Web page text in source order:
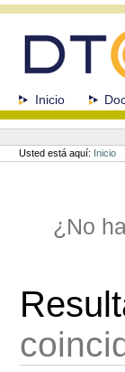
navegación
SeccionesInicio
Herramientas
Personales
Usted está aquí: Inicio
¿No